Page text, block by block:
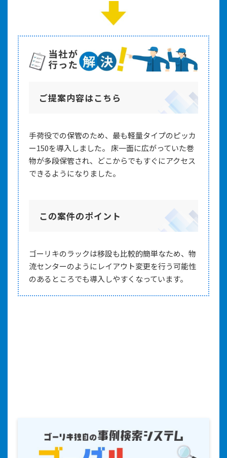
ご提案内容はこちら
手荷役での保管のため、最も軽量タイプのピッカ
ー150を導入しました。 床一面に広がっていた巻
物が多段保管され、どこからでもすぐにアクセス
できるようになりました。
この案件のポイント
ゴーリキのラックは移設も比較的簡単なため、物
流センターのようにレイアウト変更を行う可能性
のあるところでも導入しやすくなっています。